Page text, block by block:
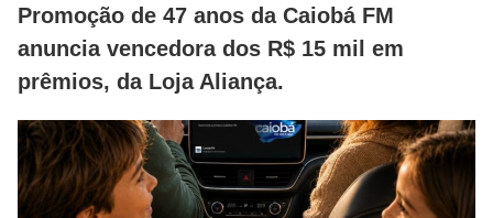
Promoção de 47 anos da Caiobá FM
anuncia vencedora dos R$ 15 mil em
prêmios, da Loja Aliança.